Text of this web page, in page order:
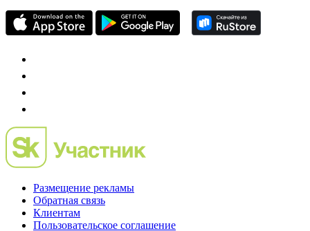
Размещение рекламы
Обратная связь
Клиентам
Пользовательское соглашение